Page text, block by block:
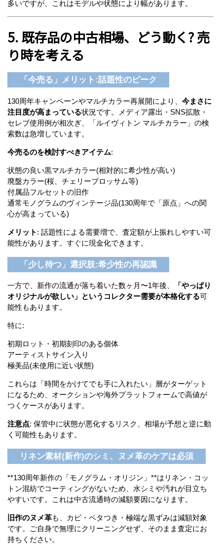
多いですが、これはモデルや状態により幅があります。
5. 既存品の中古相場、どう動く? 売
り時を考える
「今売る」メリット:話題性のピーク
130周年キャンペーンやマルチカラー再展開により、 今まさに
注目度が高まっている状況です。メディア露出・SNS拡散・
セレブ使用例が相次ぎ、「ルイヴィトン マルチカラー」の検
索数は急増しています。
今売るのを検討すべきアイテム:
状態の良い黒マルチカラー(相対的に希少性が高い)
廃盤カラー(桜、チェリーブロッサム等)
付属品フルセットの旧作
通常モノグラムのヴィンテージ品(130周年で「原点」への関
心が高まっている)
メリット : 話題性による需要増で、査定額が上振れしやすい可
能性があります。すぐに現金化できます。
「少し待つ」選択肢:希少性の再認識
一方で、新作の流通が落ち着いた数ヶ月〜1年後、
「やっぱり
オリジナルが欲しい」というコレクター需要が本格化する可
能性もあります。
特に:
初期ロット・初期刻印のある個体
アーティストサイン入り
極美品(未使用に近い状態)
これらは「時間をかけてでも手に入れたい」層がターゲット
になるため、オークションや海外プラットフォームで高値が
つくケースがあります。
注意点: 保管中に状態が悪化するリスク、相場が予想と逆に動
く可能性もあります。
リネン素材(新作)のシミ、ヌメ革のケアは必須
**130周年新作の「モノグラム・オリジン」**はリネン・コッ
トン混紡でコーティングがないため、水シミや汚れが目立ち
やすいです。これは中古流通時の減額要因になります。
旧作のヌメ革も、カビ・ベタつき・極端な黒ずみは減額対象
です。ご自身で無理にクリーニングせず、そのまま査定にお
持ちください。